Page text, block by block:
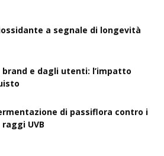
a segnale di longevità
e dagli utenti: l’impatto
di passiflora contro i
UVB